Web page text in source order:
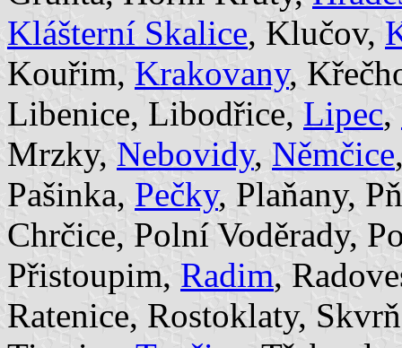
Klášterní Skalice, Klučov,
Kouřim, Krakovany,
Libenice, Libodřice, Lipec,
Mrzky, Nebovidy, Němčice
Pašinka, Pečky, Plaňany,
Chrčice, Polní Voděrady,
Přistoupim, Radim,
Ratenice, Rostoklaty,